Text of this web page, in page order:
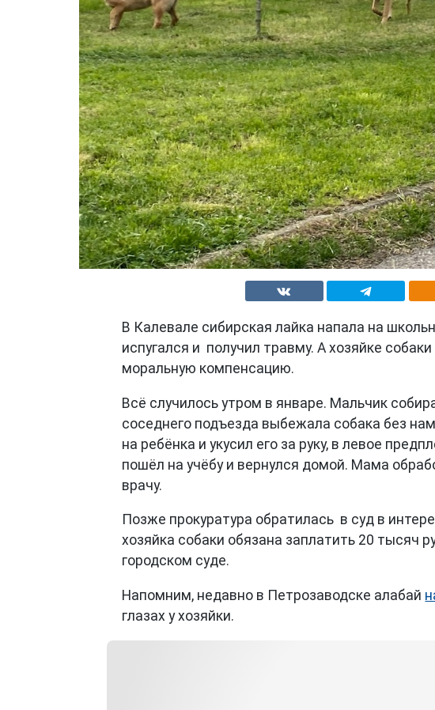
В Калевале сибирская лайка напала на
испугался и получил травму. А хозяйке
моральную компенсацию.
Всё случилось утром в январе. Мальчик
соседнего подъезда выбежала собака без
на ребёнка и укусил его за руку, в левое
пошёл на учёбу и вернулся домой. Мама
врачу.
Позже прокуратура обратилась в суд в
хозяйка собаки обязана заплатить 20 тысяч
городском суде.
Напомним, недавно в Петрозаводске алабай
глазах у хозяйки.